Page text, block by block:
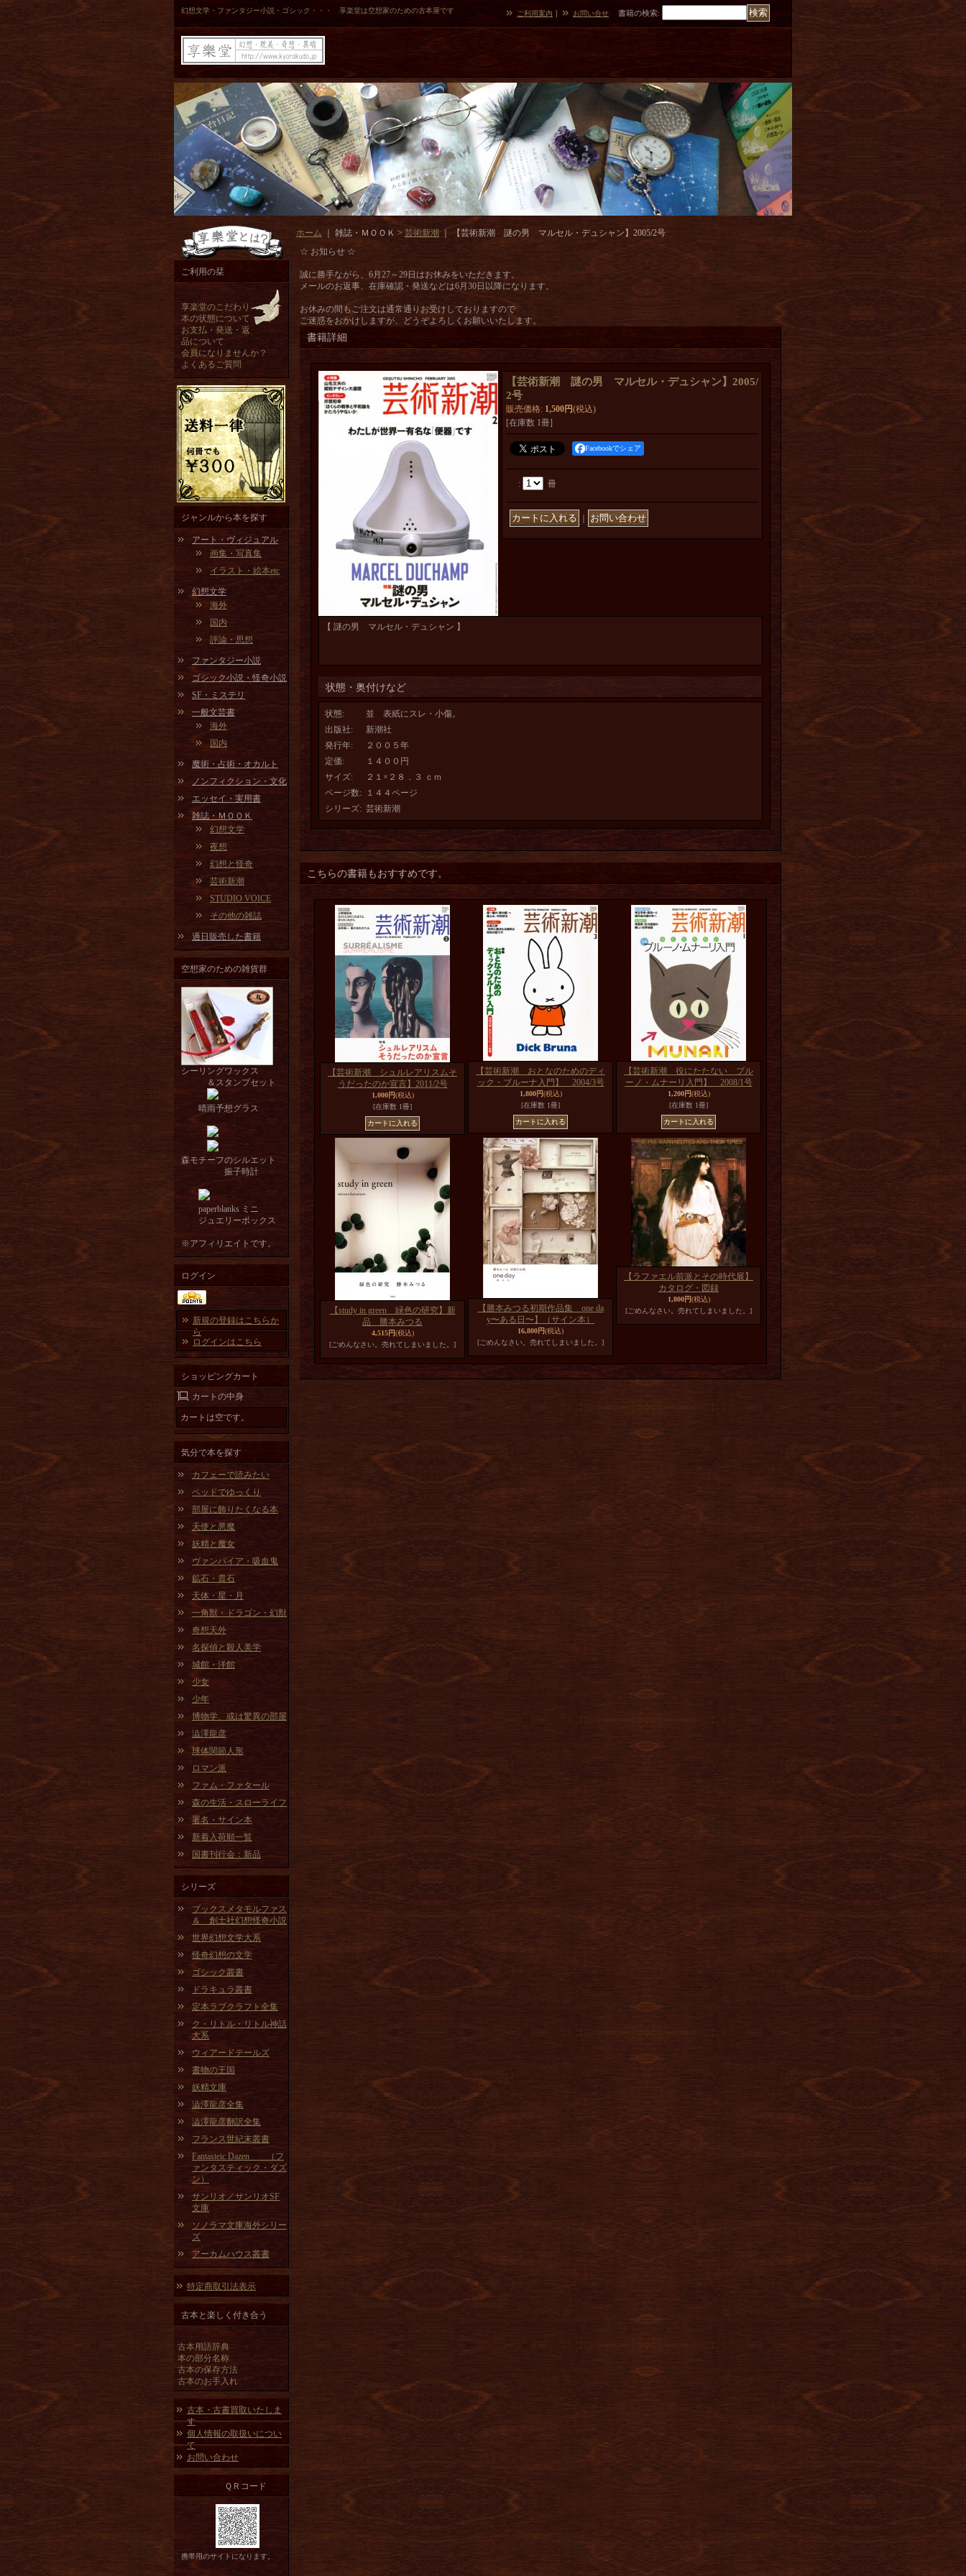
幻想文学・ファンタジー小説・ゴシック・・・ 享楽堂は空想家のための古本屋です ご利用案内 ｜ お問い合せ 書籍の検索:
ご利用の栞
享楽堂のこだわり
本の状態について
お支払・発送・返
品について
会員になりませんか？
よくあるご質問
ジャンルから本を探す
アート・ヴィジュアル
画集・写真集
イラスト・絵本etc
幻想文学
海外
国内
評論・思想
ファンタジー小説
ゴシック小説・怪奇小説
SF・ミステリ
一般文芸書
海外
国内
魔術・占術・オカルト
ノンフィクション・文化
エッセイ・実用書
雑誌・ＭＯＯＫ
幻想文学
夜想
幻想と怪奇
芸術新潮
STUDIO VOICE
その他の雑誌
過日販売した書籍
空想家のための雑貨群
シーリングワックス
＆スタンプセット
晴雨予想グラス
森モチーフのシルエット
振子時計
paperblanks ミニ
ジュエリーボックス
※アフィリエイトです。
ログイン
新規の登録はこちらか
ら
ログインはこちら
ショッピングカート
カートの中身
カートは空です。
気分で本を探す
カフェーで読みたい
ベッドでゆっくり
部屋に飾りたくなる本
天使と悪魔
妖精と魔女
ヴァンパイア・吸血鬼
鉱石・貴石
天体・星・月
一角獣・ドラゴン・幻獣
奇想天外
名探偵と殺人美学
城館・洋館
少女
少年
博物学、或は驚異の部屋
澁澤龍彦
球体関節人形
ロマン派
ファム・ファタール
森の生活・スローライフ
署名・サイン本
新着入荷順一覧
国書刊行会：新品
シリーズ
ブックスメタモルファス
＆ 創土社幻想怪奇小説
世界幻想文学大系
怪奇幻想の文学
ゴシック叢書
ドラキュラ叢書
定本ラブクラフト全集
ク・リトル・リトル神話
大系
ウィアードテールズ
書物の王国
妖精文庫
澁澤龍彦全集
澁澤龍彦翻訳全集
フランス世紀末叢書
Fantasteic Dazen （フ
ァンタスティック・ダズ
ン）
サンリオ／サンリオSF
文庫
ソノラマ文庫海外シリー
ズ
アーカムハウス叢書
特定商取引法表示
古本と楽しく付き合う
古本用語辞典
本の部分名称
古本の保存方法
古本のお手入れ
古本・古書買取いたしま
す
個人情報の取扱いについ
て
お問い合わせ
ＱＲコード
携帯用のサイトになります。
ホーム ｜ 雑誌・ＭＯＯＫ > 芸術新潮
【芸術新潮 謎の男 マルセル・デュシャン】2005/2号
☆ お知らせ ☆
誠に勝手ながら、6月27～29日はお休みをいただきます。
メールのお返事、在庫確認・発送などは6月30日以降になります。
お休みの間もご注文は通常通りお受けしておりますので
ご迷惑をおかけしますが、どうぞよろしくお願いいたします。
書籍詳細
【芸術新潮 謎の男 マルセル・デュシャン】2005/
2号
販売価格: 1,500円(税込)
[在庫数 1冊]
Facebookでシェア
: 冊
【 謎の男 マルセル・デュシャン 】
状態・奥付けなど
状態:
並 表紙にスレ・小傷。
出版社:
新潮社
発行年:
２００５年
定価:
１４００円
サイズ:
２１×２８．３ ｃｍ
ページ数:
１４４ページ
シリーズ: 芸術新潮
こちらの書籍もおすすめです。
【芸術新潮 シュルレアリスムそ
うだったのか宣言】2011/2号
1,000円(税込)
[在庫数 1冊]
【芸術新潮 おとなのためのディ
ック・ブルーナ入門】 2004/3号
1,800円(税込)
[在庫数 1冊]
【芸術新潮 役にたたない ブル
ーノ・ムナーリ入門】 2008/1号
1,200円(税込)
[在庫数 1冊]
【study in green 緑色の研究】新
品 勝本みつる
4,515円(税込)
[ごめんなさい。売れてしまいました。]
【勝本みつる初期作品集 one da
y〜ある日〜】（サイン本）
16,800円(税込)
[ごめんなさい。売れてしまいました。]
【ラファエル前派とその時代展】
カタログ・図録
1,800円(税込)
[ごめんなさい。売れてしまいました。]